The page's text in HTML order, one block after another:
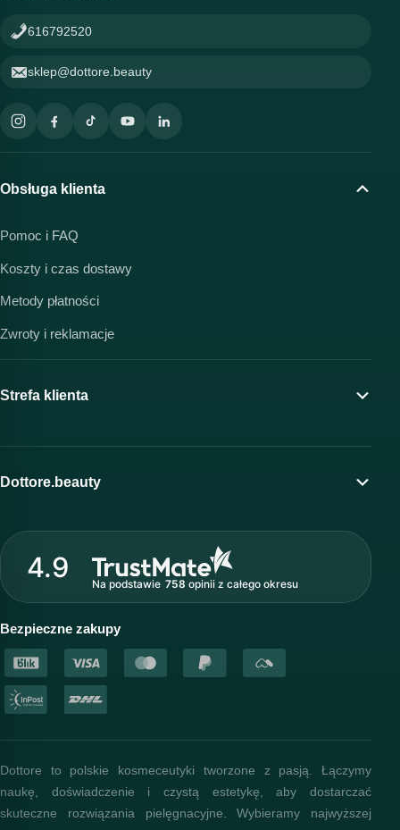
616792520
sklep@dottore.beauty
Obsługa klienta
Pomoc i FAQ
Koszty i czas dostawy
Metody płatności
Zwroty i reklamacje
Strefa klienta
Moje konto
Program lojalnościowy
Strefa profesjonalisty
Dottore.beauty
O marce Dottore
Nasz zespół
Akademia i szkolenia
Baza wiedzy
4.9
Na podstawie 758 opinii z całego okresu
Bezpieczne zakupy
Dottore to polskie kosmeceutyki tworzone z pasją. Łączymy
naukę, doświadczenie i czystą estetykę, aby dostarczać
skuteczne rozwiązania pielęgnacyjne. Wybieramy najwyższej